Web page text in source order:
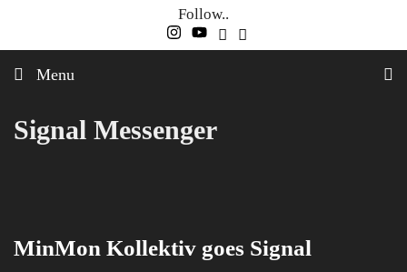
content
Follow..
Menu
Signal Messenger
MinMon Kollektiv goes Signal